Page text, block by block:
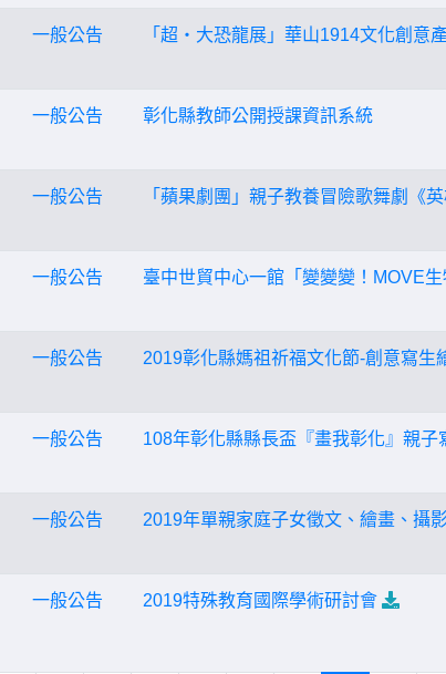
一般公告 「超‧大恐龍展」華山1914文化創意
一般公告 彰化縣教師公開授課資訊系統
一般公告 「蘋果劇團」親子教養冒險歌舞劇《
一般公告 臺中世貿中心一館「變變變！MOVE
一般公告 2019彰化縣媽祖祈福文化節-創意寫生
一般公告 108年彰化縣縣長盃『畫我彰化』親子
一般公告 2019年單親家庭子女徵文、繪畫、攝
一般公告 2019特殊教育國際學術研討會